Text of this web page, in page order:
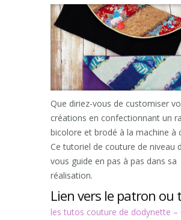
Que diriez-vous de customiser
créations en confectionnant un
bicolore et brodé à la machine à
Ce tutoriel de couture de niveau
vous guide en pas à pas dans sa
réalisation.
Lien vers le patron ou
les tutos couture de dodynette –